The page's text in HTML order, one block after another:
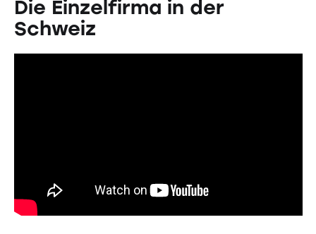
Die Einzelfirma in der
Schweiz